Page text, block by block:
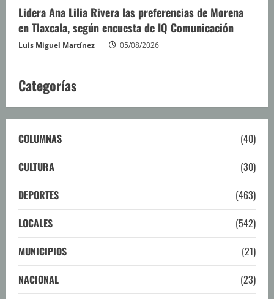
Lidera Ana Lilia Rivera las preferencias de Morena
en Tlaxcala, según encuesta de IQ Comunicación
Luis Miguel Martínez 05/08/2026
Categorías
COLUMNAS
(40)
CULTURA
(30)
DEPORTES
(463)
LOCALES
(542)
MUNICIPIOS
(21)
NACIONAL
(23)